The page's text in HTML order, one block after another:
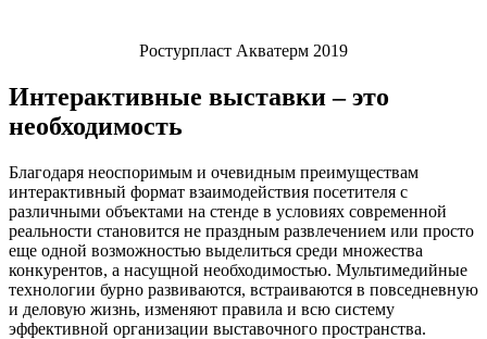
Ростурпласт Акватерм 2019
Интерактивные выставки – это
необходимость
Благодаря неоспоримым и очевидным преимуществам
интерактивный формат взаимодействия посетителя с
различными объектами на стенде в условиях современной
реальности становится не праздным развлечением или просто
еще одной возможностью выделиться среди множества
конкурентов, а насущной необходимостью. Мультимедийные
технологии бурно развиваются, встраиваются в повседневную
и деловую жизнь, изменяют правила и всю систему
эффективной организации выставочного пространства.